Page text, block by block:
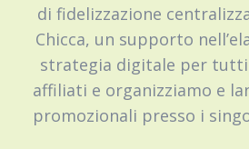
di fidelizzazione
Chicca, un supporto
strategia digitale per
affiliati e organizziamo e
promozionali presso i